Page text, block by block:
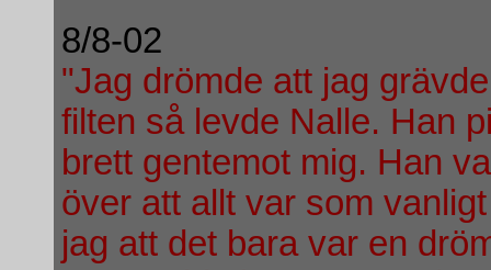
8/8-02
"Jag drömde att jag
filten så levde Nalle. Han
brett gentemot mig. Han
över att allt var som
jag att det bara var en